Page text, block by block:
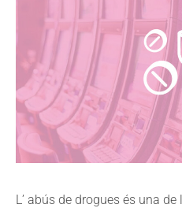
L’ abús de drogues és una